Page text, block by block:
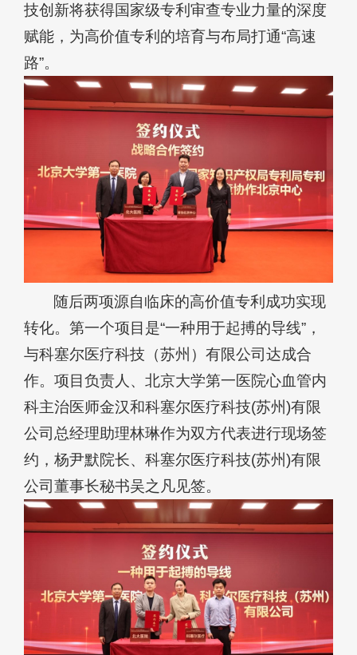
技创新将获得国家级专利审查专业力量的深度
赋能，为高价值专利的培育与布局打通“高速
路”。
随后两项源自临床的高价值专利成功实现
转化。第一个项目是“一种用于起搏的导线”，
与科塞尔医疗科技（苏州）有限公司达成合
作。项目负责人、北京大学第一医院心血管内
科主治医师金汉和科塞尔医疗科技(苏州)有限
公司总经理助理林琳作为双方代表进行现场签
约，杨尹默院长、科塞尔医疗科技(苏州)有限
公司董事长秘书吴之凡见签。